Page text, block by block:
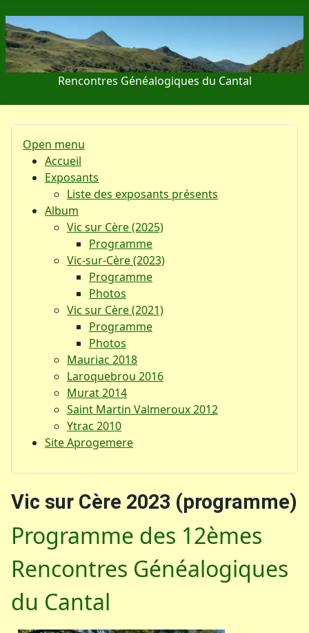
Rencontres Généalogiques du Cantal
Open menu
Accueil
Exposants
Liste des exposants présents
Album
Vic sur Cère (2025)
Programme
Vic-sur-Cère (2023)
Programme
Photos
Vic sur Cère (2021)
Programme
Photos
Mauriac 2018
Laroquebrou 2016
Murat 2014
Saint Martin Valmeroux 2012
Ytrac 2010
Site Aprogemere
Vic sur Cère 2023 (programme)
Programme des 12èmes
Rencontres Généalogiques
du Cantal